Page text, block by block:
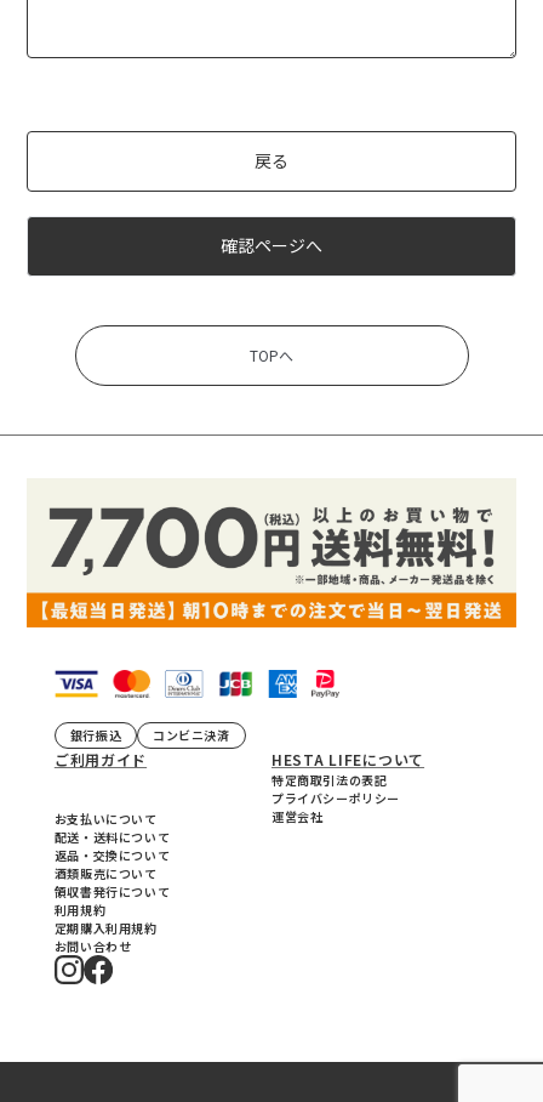
戻る
確認ページへ
TOPへ
銀行振込 コンビニ決済
ご利用ガイド
お支払いについて
配送・送料について
返品・交換について
酒類販売について
領収書発行について
利用規約
定期購入利用規約
お問い合わせ
HESTA LIFEについて
特定商取引法の表記
プライバシーポリシー
運営会社